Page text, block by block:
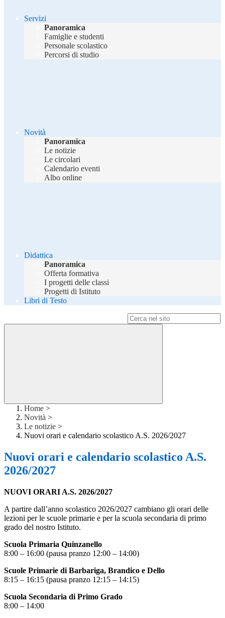
Servizi
Panoramica
Famiglie e studenti
Personale scolastico
Percorsi di studio
Novità
Panoramica
Le notizie
Le circolari
Calendario eventi
Albo online
Didattica
Panoramica
Offerta formativa
I progetti delle classi
Progetti di Istituto
Libri di Testo
Home >
Novità >
Le notizie >
Nuovi orari e calendario scolastico A.S. 2026/2027
Nuovi orari e calendario scolastico A.S.
2026/2027
NUOVI ORARI A.S. 2026/2027
A partire dall’anno scolastico 2026/2027 cambiano gli orari delle
lezioni per le scuole primarie e per la scuola secondaria di primo
grado del nostro Istituto.
Scuola Primaria Quinzanello
8:00 – 16:00 (pausa pranzo 12:00 – 14:00)
Scuole Primarie di Barbariga, Brandico e Dello
8:15 – 16:15 (pausa pranzo 12:15 – 14:15)
Scuola Secondaria di Primo Grado
8:00 – 14:00